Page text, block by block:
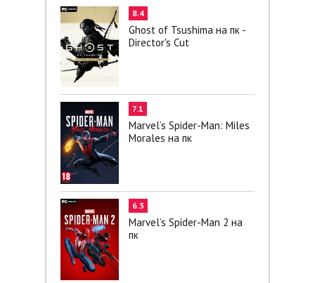
8.4
Ghost of Tsushima на пк -
Director's Cut
7.1
Marvel’s Spider-Man: Miles
Morales на пк
6.3
Marvel’s Spider-Man 2 на
пк